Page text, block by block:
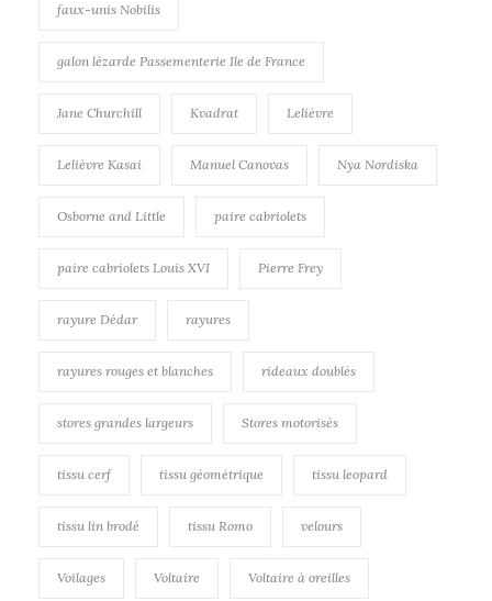
faux-unis Nobilis
galon lézarde Passementerie Ile de France
Jane Churchill Kvadrat Lelièvre
Lelièvre Kasai Manuel Canovas Nya Nordiska
Osborne and Little paire cabriolets
paire cabriolets Louis XVI Pierre Frey
rayure Dédar rayures
rayures rouges et blanches rideaux doublés
stores grandes largeurs Stores motorisés
tissu cerf tissu géométrique tissu leopard
tissu lin brodé tissu Romo velours
Voilages Voltaire Voltaire à oreilles